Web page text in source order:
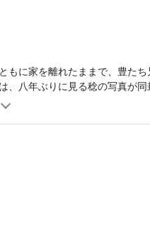
もに家を離れたままで、豊たち
八年ぶりに見る稔の写真が同
がて稔への想いが「兄」に対す